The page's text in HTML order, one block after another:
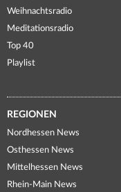
Weihnachtsradio
Meditationsradio
Top 40
Playlist
REGIONEN
Nordhessen News
Osthessen News
Mittelhessen News
Rhein-Main News